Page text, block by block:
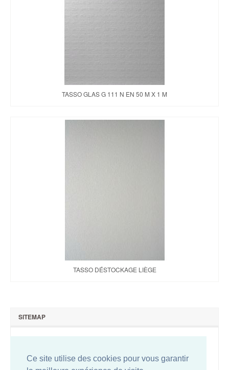
Ce site utilise des cookies pour vous garantir
TASSO GLAS G 111 N EN 50 M X 1 M
TASSO DÉSTOCKAGE LIÈGE
SITEMAP
Plan du site